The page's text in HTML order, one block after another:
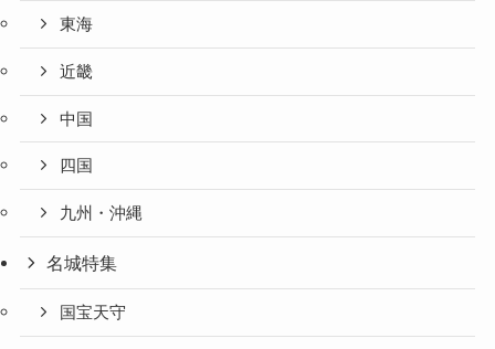
東海
近畿
中国
四国
九州・沖縄
名城特集
国宝天守